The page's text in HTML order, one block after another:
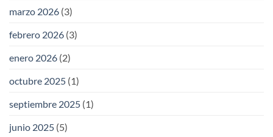
marzo 2026 (3)
febrero 2026 (3)
enero 2026 (2)
octubre 2025 (1)
septiembre 2025 (1)
junio 2025 (5)